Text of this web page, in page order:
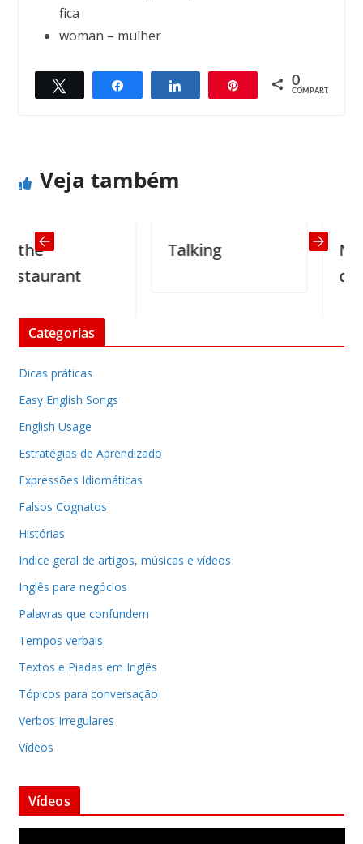
fica
woman – mulher
Compartilhar Compartilhar 0
COMPART.
← Previous
Next →
Veja também
Talking
My
died
Categorias
Dicas práticas
Easy English Songs
English Usage
Estratégias de Aprendizado
Expressões Idiomáticas
Falsos Cognatos
Histórias
Indice geral de artigos, músicas e vídeos
Inglês para negócios
Palavras que confundem
Tempos verbais
Textos e Piadas em Inglês
Tópicos para conversação
Verbos Irregulares
Vídeos
Vídeos